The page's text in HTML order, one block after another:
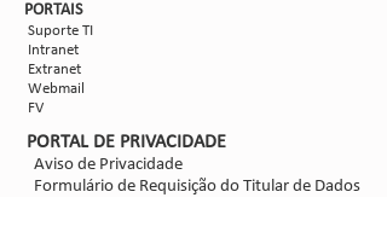
PORTAIS
Suporte TI
Intranet
Extranet
Webmail
FV
PORTAL DE PRIVACIDADE
Aviso de Privacidade
Formulário de Requisição do Titular de Dados